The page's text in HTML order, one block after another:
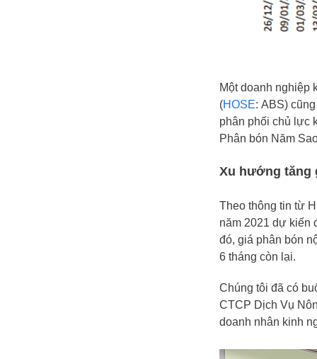
Một doanh nghiệp
(HOSE: ABS)
phân phối chủ lực
Phân bón Năm
Xu hướng tăng
Theo thông tin từ
năm 2021 dự kiến
đó, giá phân bón
6 tháng còn lại.
Chúng tôi đã có
CTCP Dịch Vụ
doanh nhân kinh